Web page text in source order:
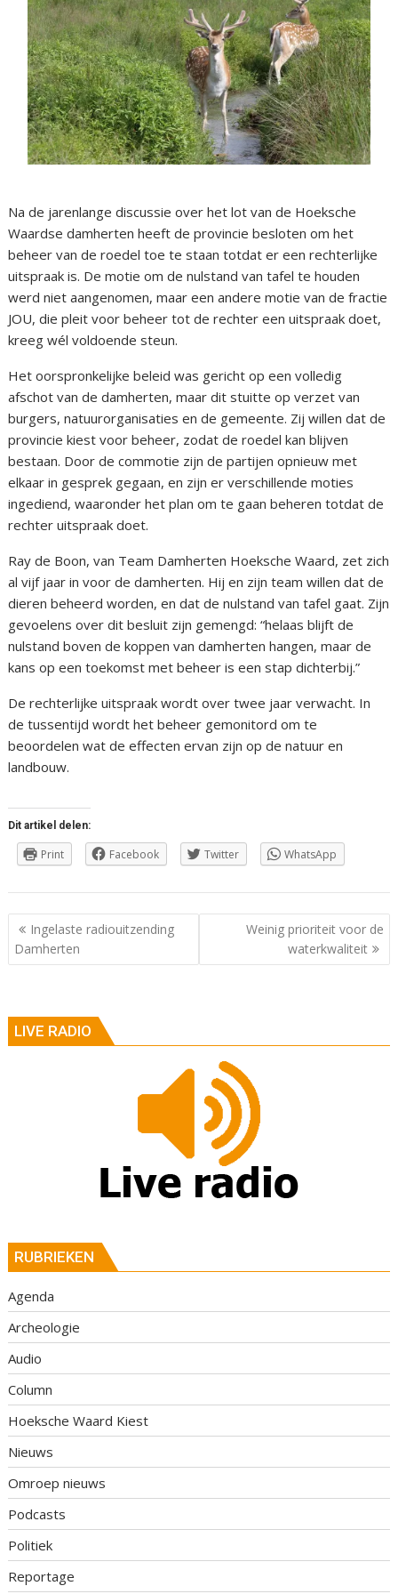
Na de jarenlange discussie over het lot van de Hoeksche
Waardse damherten heeft de provincie besloten om het
beheer van de roedel toe te staan totdat er een rechterlijke
uitspraak is. De motie om de nulstand van tafel te houden
werd niet aangenomen, maar een andere motie van de fractie
JOU, die pleit voor beheer tot de rechter een uitspraak doet,
kreeg wél voldoende steun.
Het oorspronkelijke beleid was gericht op een volledig
afschot van de damherten, maar dit stuitte op verzet van
burgers, natuurorganisaties en de gemeente. Zij willen dat de
provincie kiest voor beheer, zodat de roedel kan blijven
bestaan. Door de commotie zijn de partijen opnieuw met
elkaar in gesprek gegaan, en zijn er verschillende moties
ingediend, waaronder het plan om te gaan beheren totdat de
rechter uitspraak doet.
Ray de Boon, van Team Damherten Hoeksche Waard, zet zich
al vijf jaar in voor de damherten. Hij en zijn team willen dat de
dieren beheerd worden, en dat de nulstand van tafel gaat. Zijn
gevoelens over dit besluit zijn gemengd: “helaas blijft de
nulstand boven de koppen van damherten hangen, maar de
kans op een toekomst met beheer is een stap dichterbij.”
De rechterlijke uitspraak wordt over twee jaar verwacht. In
de tussentijd wordt het beheer gemonitord om te
beoordelen wat de effecten ervan zijn op de natuur en
landbouw.
Dit artikel delen:
Print Facebook Twitter WhatsApp
Berichtnavigatie
Ingelaste radiouitzending
Damherten
Weinig prioriteit voor de
waterkwaliteit
LIVE RADIO
RUBRIEKEN
Agenda
Archeologie
Audio
Column
Hoeksche Waard Kiest
Nieuws
Omroep nieuws
Podcasts
Politiek
Reportage